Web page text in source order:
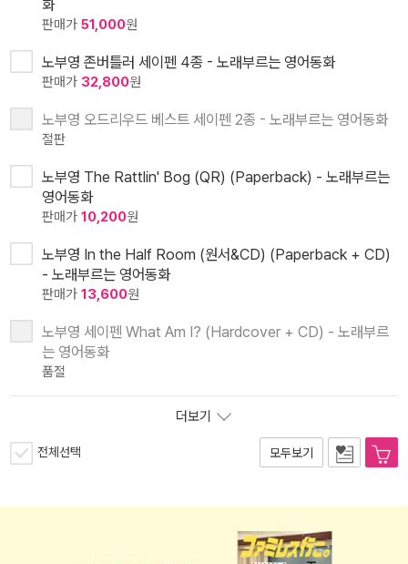
화
판매가 51,000원
노부영 존버틀러 세이펜 4종 - 노래부르는 영어동화
판매가 32,800원
노부영 오드리우드 베스트 세이펜 2종 - 노래부르는 영어동화
절판
노부영 The Rattlin' Bog (QR) (Paperback) - 노래부르는
영어동화
판매가 10,200원
노부영 In the Half Room (원서&CD) (Paperback + CD)
- 노래부르는 영어동화
판매가 13,600원
노부영 세이펜 What Am I? (Hardcover + CD) - 노래부르
는 영어동화
품절
더보기
전체선택 모두보기